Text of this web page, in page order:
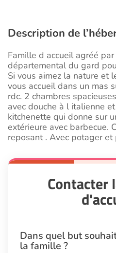
Description de
Famille d accueil agréé
départemental du gard
Si vous aimez la nature et
vous accueil dans un mas
rdc. 2 chambres
avec douche à l italienne
kitchenette qui donne sur
extérieure avec barbecue.
reposant . Avec potager et
Contacter
Dans quel but
la famille ?